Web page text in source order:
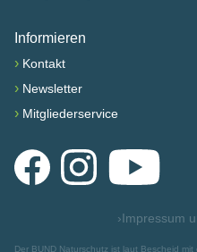
Informieren
› Kontakt
› Newsletter
› Mitgliederservice
FacebookInstagramYouTube
›Impressum
Der BUND Naturschutz ist laut Bescheid